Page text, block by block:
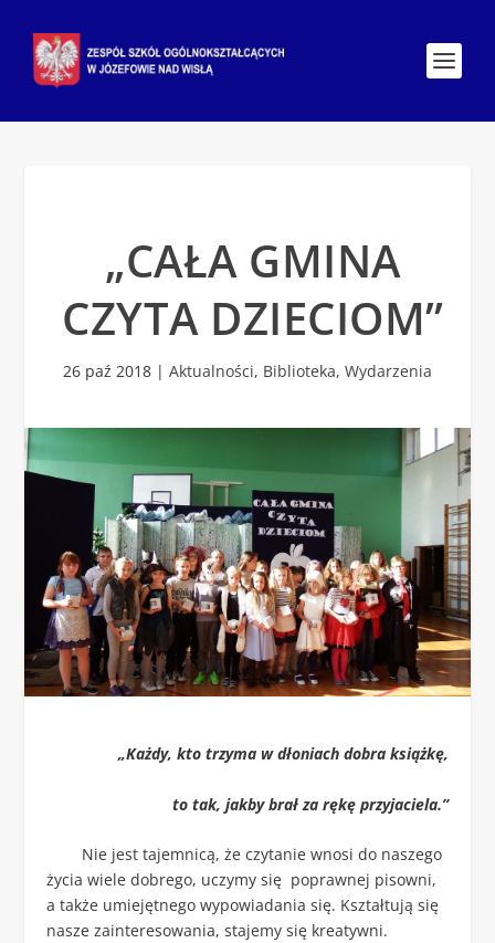
„CAŁA GMINA
CZYTA DZIECIOM”
26 paź 2018 | Aktualności, Biblioteka, Wydarzenia
„Każdy, kto trzyma w dłoniach dobra książkę,
to tak, jakby brał za rękę przyjaciela.”
Nie jest tajemnicą, że czytanie wnosi do naszego
życia wiele dobrego, uczymy się poprawnej pisowni,
a także umiejętnego wypowiadania się. Kształtują się
nasze zainteresowania, stajemy się kreatywni.